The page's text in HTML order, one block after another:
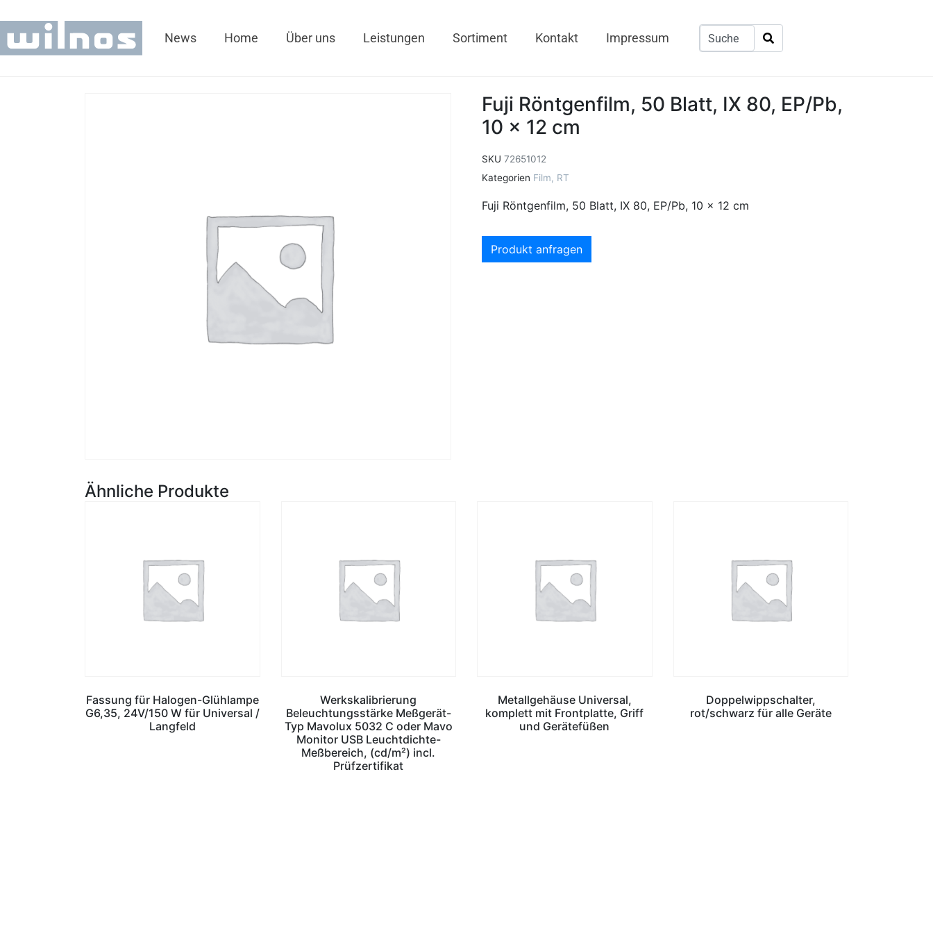
News Home Über uns Leistungen Sortiment Kontakt Impressum
Fuji Röntgenfilm, 50 Blatt, IX 80, EP/Pb,
10 x 12 cm
SKU 72651012
Kategorien Film, RT
Fuji Röntgenfilm, 50 Blatt, IX 80, EP/Pb, 10 x 12 cm
Produkt anfragen
Ähnliche Produkte
Fassung für Halogen-Glühlampe
G6,35, 24V/150 W für Universal /
Langfeld
Werkskalibrierung
Beleuchtungsstärke Meßgerät-
Typ Mavolux 5032 C oder Mavo
Monitor USB Leuchtdichte-
Meßbereich, (cd/m²) incl.
Prüfzertifikat
Metallgehäuse Universal,
komplett mit Frontplatte, Griff
und Gerätefüßen
Doppelwippschalter,
rot/schwarz für alle Geräte